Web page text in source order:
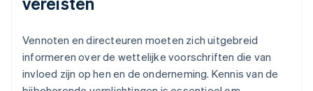
Vennoten en directeuren moeten zich uitgebreid
informeren over de wettelijke voorschriften die van
invloed zijn op hen en de onderneming. Kennis van de